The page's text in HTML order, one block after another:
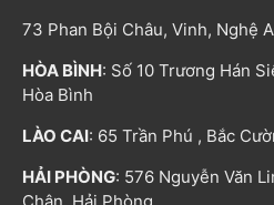
73 Phan Bội Châu, Vinh, Nghệ
HÒA BÌNH: Số 10 Trương Hán
Hòa Bình
LÀO CAI: 65 Trần Phú , Bắc
HẢI PHÒNG: 576 Nguyễn Văn